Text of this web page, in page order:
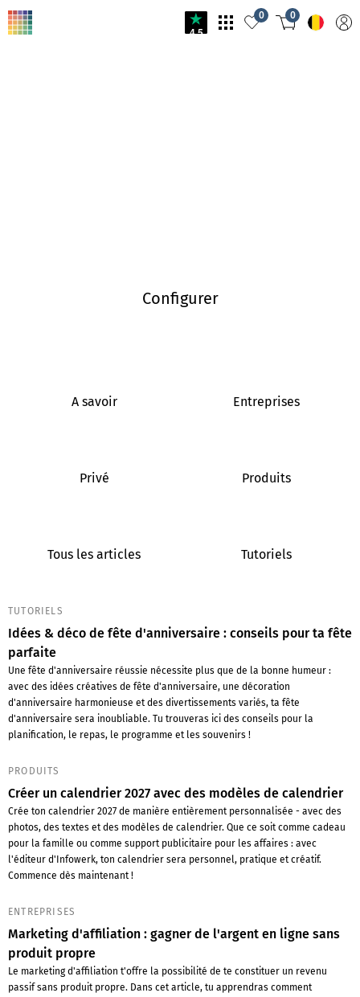
4.5
0 0
Configurer
A savoir Entreprises
Privé Produits
Tous les articles Tutoriels
TUTORIELS
Idées & déco de fête d'anniversaire : conseils pour ta fête
parfaite
Une fête d'anniversaire réussie nécessite plus que de la bonne humeur :
avec des idées créatives de fête d'anniversaire, une décoration
d'anniversaire harmonieuse et des divertissements variés, ta fête
d'anniversaire sera inoubliable. Tu trouveras ici des conseils pour la
planification, le repas, le programme et les souvenirs !
PRODUITS
Créer un calendrier 2027 avec des modèles de calendrier
Crée ton calendrier 2027 de manière entièrement personnalisée - avec des
photos, des textes et des modèles de calendrier. Que ce soit comme cadeau
pour la famille ou comme support publicitaire pour les affaires : avec
l'éditeur d'Infowerk, ton calendrier sera personnel, pratique et créatif.
Commence dès maintenant !
ENTREPRISES
Marketing d'affiliation : gagner de l'argent en ligne sans
produit propre
Le marketing d'affiliation t'offre la possibilité de te constituer un revenu
passif sans produit propre. Dans cet article, tu apprendras comment